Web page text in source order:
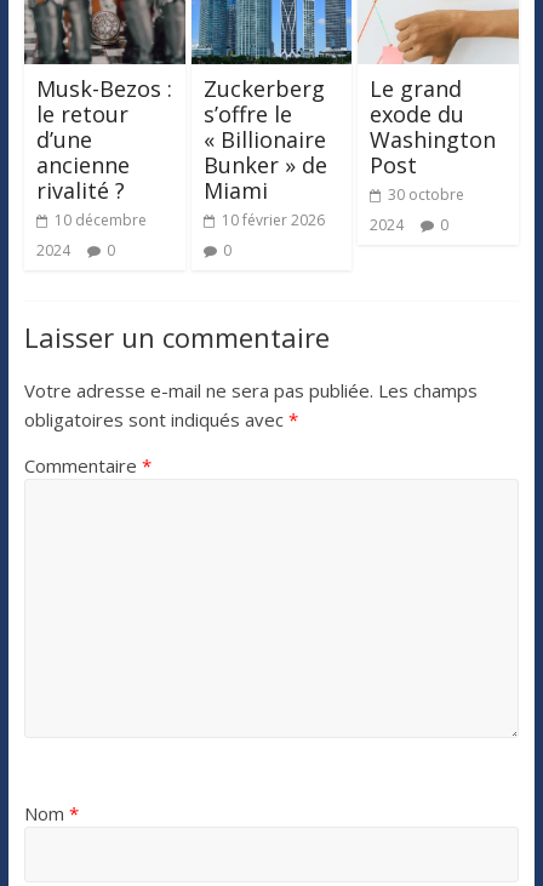
Musk-Bezos :
le retour
d’une
ancienne
rivalité ?
10 décembre
2024
0
Zuckerberg
s’offre le
« Billionaire
Bunker » de
Miami
10 février 2026
0
Le grand
exode du
Washington
Post
30 octobre
2024
0
Laisser un commentaire
Votre adresse e-mail ne sera pas publiée. Les champs
obligatoires sont indiqués avec *
Commentaire *
Nom *